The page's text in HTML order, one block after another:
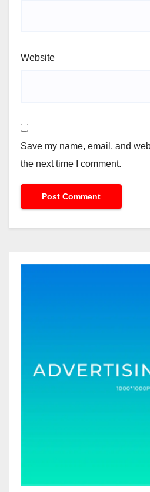
Website
Save my name, email, and
the next time I comment.